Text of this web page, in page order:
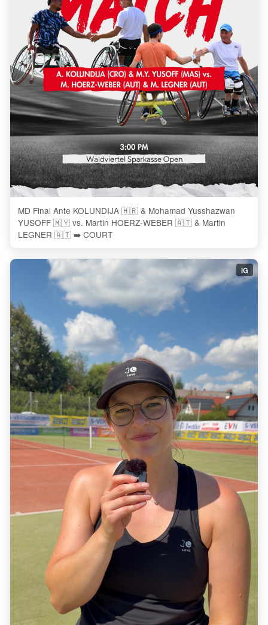
MD Final Ante KOLUNDIJA 🇭🇷 & Mohamad Yusshazwan
YUSOFF 🇲🇾 vs. Martin HOERZ-WEBER 🇦🇹 & Martin
LEGNER 🇦🇹 ➡️ COURT
IG